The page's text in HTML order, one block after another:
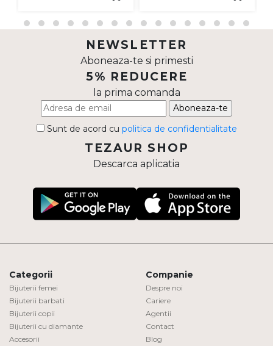
NEWSLETTER
Aboneaza-te si primesti
5% REDUCERE
la prima comanda
Aboneaza-te
Sunt de acord cu politica de confidentialitate
TEZAUR SHOP
Descarca aplicatia
Categorii
Bijuterii femei
Bijuterii barbati
Bijuterii copii
Bijuterii cu diamante
Accesorii
Companie
Despre noi
Cariere
Agentii
Contact
Blog